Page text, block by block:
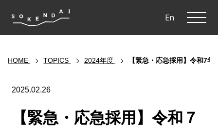
En
HOME TOPICS 2024年度 【緊急・応急採用】令和7
2025.02.26
【緊急・応急採用】令和７